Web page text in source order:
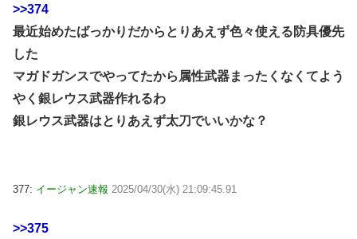
>>374
最近始めたばっかりだからとりあえず色々使える防具優先
した
マガドガンスでやってたから属性武器まったくなくてよう
やく銀レウス武器作れるわ
銀レウス武器はとりあえず太刀でいいかな？
377: イージャン速報 2025/04/30(水) 21:09:45.91
>>375